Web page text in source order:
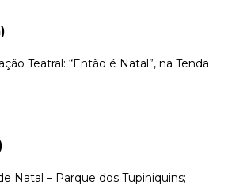
Teatral: “Então é Natal”, na Tenda
Natal – Parque dos Tupiniquins;